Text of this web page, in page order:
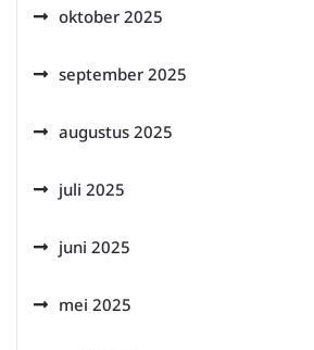
oktober 2025
september 2025
augustus 2025
juli 2025
juni 2025
mei 2025